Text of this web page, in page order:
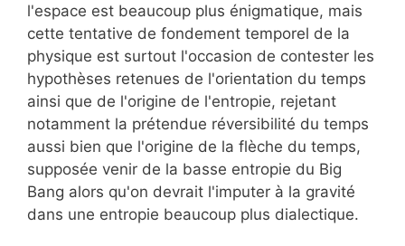
l'espace est beaucoup plus énigmatique, mais
cette tentative de fondement temporel de la
physique est surtout l'occasion de contester les
hypothèses retenues de l'orientation du temps
ainsi que de l'origine de l'entropie, rejetant
notamment la prétendue réversibilité du temps
aussi bien que l'origine de la flèche du temps,
supposée venir de la basse entropie du Big
Bang alors qu'on devrait l'imputer à la gravité
dans une entropie beaucoup plus dialectique.